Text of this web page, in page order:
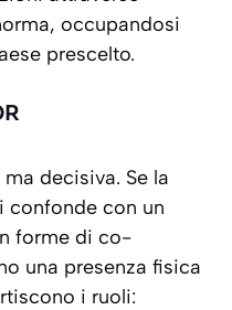
occupandosi
prescelto.
decisiva. Se la
confonde con un
forme di co-
una presenza fisica
i ruoli: